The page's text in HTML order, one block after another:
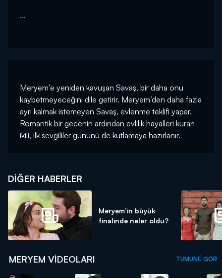
...
Meryem’e yeniden kavuşan Savaş, bir daha onu
kaybetmeyeceğini dile getirir. Meryem’den daha fazla
ayrı kalmak istemeyen Savaş, evlenme teklifi yapar.
Romantik bir gecenin ardından evlilik hayalleri kuran
ikili, ilk sevgililer gününü de kutlamaya hazırlanır.
DIĞER HABERLER
Meryem’in büyük
finalinde neler oldu?
MERYEM VIDEOLARI TÜMÜNÜ GÖR